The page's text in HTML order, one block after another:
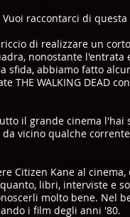
raccontarci di
di realizzare un
nonostante
sfida, abbiamo fatto
THE WALKING DEAD
il grande cinema
vicino qualche
Citizen Kane al
libri, interviste e
molto bene. Nel
i film degli anni '80.